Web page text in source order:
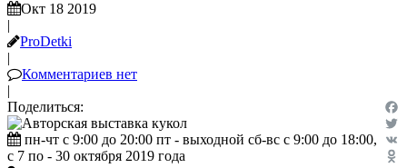
Окт 18 2019
|
ProDetki
|
Комментариев нет
|
Поделиться:
VK
пн-чт с 9:00 до 20:00 пт - выходной сб-вс с 9:00 до 18:00,
с 7 по - 30 октября 2019 года